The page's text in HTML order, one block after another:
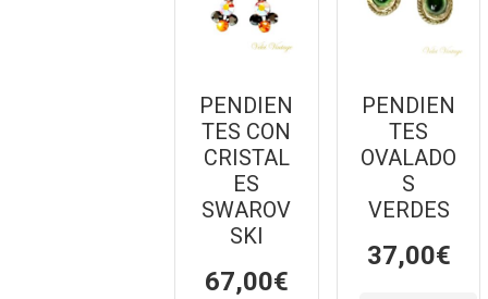
PENDIEN
TES CON
CRISTAL
ES
SWAROV
SKI
67,00€
PENDIEN
TES
OVALADO
S
VERDES
37,00€